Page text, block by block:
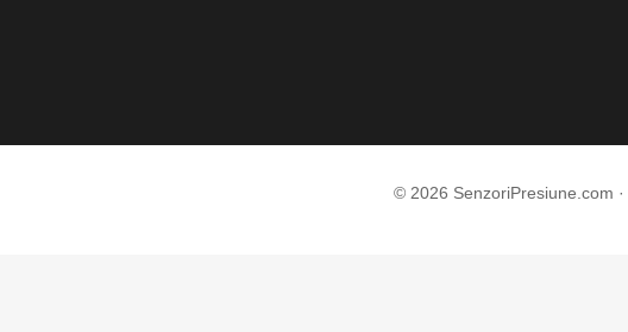
© 2026 SenzoriPresiune.com ·